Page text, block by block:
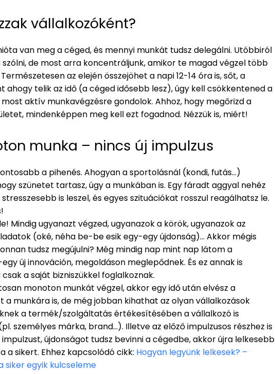
vállalkozóként?
van meg a céged, és mennyi munkát tudsz delegálni. Utóbbiról
de most arra koncentráljunk, amikor te magad végzel több
az elején összejöhet a napi 12-14 óra is, sőt, a
ahogy telik az idő (a céged idősebb lesz), úgy kell csökkentened a
aktív munkavégzésre gondolok. Ahhoz, hogy megőrizd a
mindenképpen meg kell ezt fogadnod. Nézzük is, miért!
munka – nincs új impulzus
a pihenés. Ahogyan a sportolásnál (kondi, futás…)
szünetet tartasz, úgy a munkában is. Egy fáradt aggyal nehéz
is leszel, és egyes szituációkat rosszul reagálhatsz le.
Mindig ugyanazt végzed, ugyanazok a körök, ugyanazok az
(oké, néha be-be esik egy-egy újdonság)… Akkor mégis
tudsz megújulni? Még mindig nap mint nap látom a
új innováción, megoldáson meglepődnek. És ez annak is
a saját bizniszükkel foglalkoznak.
monoton munkát végzel, akkor egy idő után elvész a
a munkára is, de még jobban kihathat az olyan vállalkozások
a termék/szolgáltatás értékesítésében a vállalkozó is
személyes márka, brand…). Illetve az előző impulzusos részhez is
újdonságot tudsz bevinni a cégedbe, akkor újra lelkesebb
a sikert. Ehhez kapcsolódó cikk: Hogyan legyünk lelkesek? –
siker egyik kulcseleme